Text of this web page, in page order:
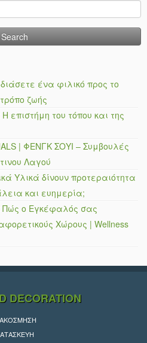
ένα φιλικό προς το
ζωής
επιστήμη του τόπου και της
| ΦΕΝΓΚ ΣΟΥΙ – Συμβουλές
Λαγού
Υλικά δίνουν προτεραιότητα
και ευημερία;
Πώς ο Εγκέφαλός σας
Χώρους | Wellness
DECORATION